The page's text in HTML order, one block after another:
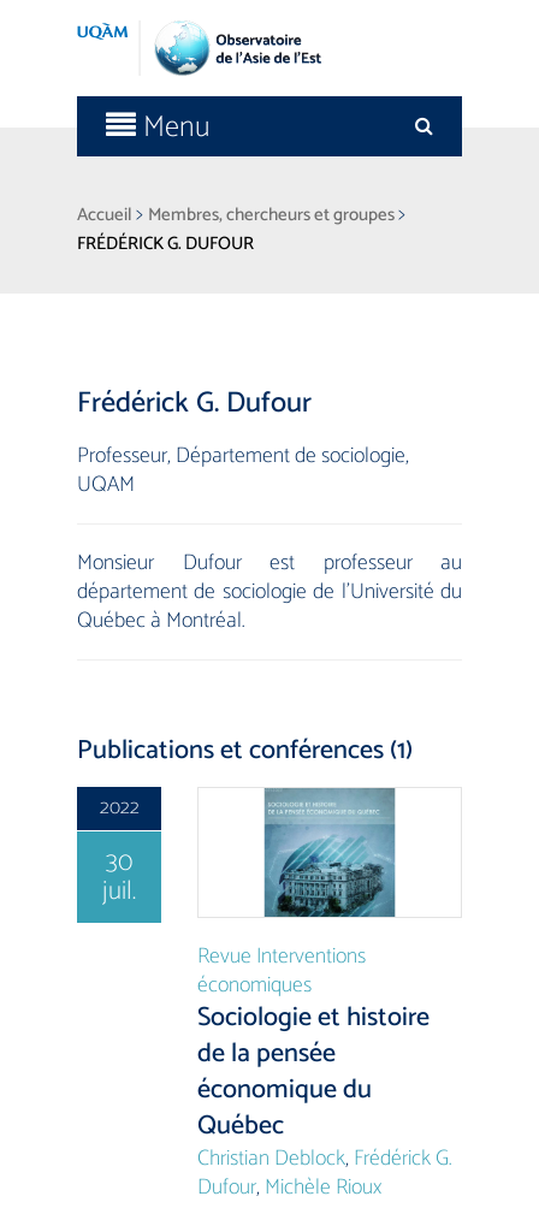
Menu
Accueil> Membres, chercheurs et groupes>
FRÉDÉRICK G. DUFOUR
Frédérick G. Dufour
Professeur,Département de sociologie,
UQAM
Monsieur Dufour est professeur au
département de sociologie de l’Université du
Québec à Montréal.
Publications et conférences (1)
2022
30
juil.
Revue Interventions
économiques
Sociologie et histoire
de la pensée
économique du
Québec
Christian Deblock,Frédérick G.
Dufour,Michèle Rioux